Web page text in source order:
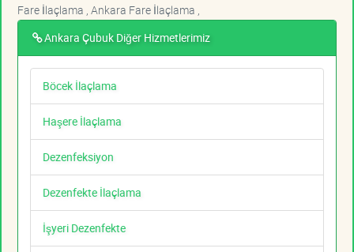
Fare İlaçlama , Ankara Fare İlaçlama ,
Ankara Çubuk Diğer Hizmetlerimiz
Böcek İlaçlama
Haşere İlaçlama
Dezenfeksiyon
Dezenfekte İlaçlama
İşyeri Dezenfekte